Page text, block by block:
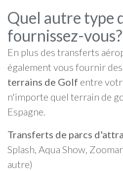
Quel autre type
fournissez-vous?
En plus des transferts
également vous fournir
terrains de Golf entre
n'importe quel terrain de
Espagne.
Transferts de parcs
Splash, Aqua Show,
autre)